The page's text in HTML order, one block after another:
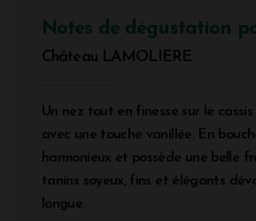
Notes de dégustation
Château LAMOLIERE
Un nez tout en finesse sur le
avec une touche vanillée. En
harmonieux et possède une belle
tanins soyeux, fins et élégants
longue.